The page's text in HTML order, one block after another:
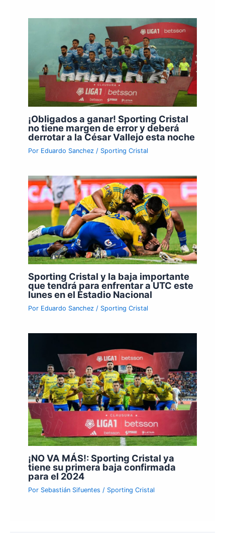
¡Obligados a ganar! Sporting Cristal
no tiene margen de error y deberá
derrotar a la César Vallejo esta noche
Por Eduardo Sanchez / Sporting Cristal
Sporting Cristal y la baja importante
que tendrá para enfrentar a UTC este
lunes en el Estadio Nacional
Por Eduardo Sanchez / Sporting Cristal
¡NO VA MÁS!: Sporting Cristal ya
tiene su primera baja confirmada
para el 2024
Por Sebastián Sifuentes / Sporting Cristal